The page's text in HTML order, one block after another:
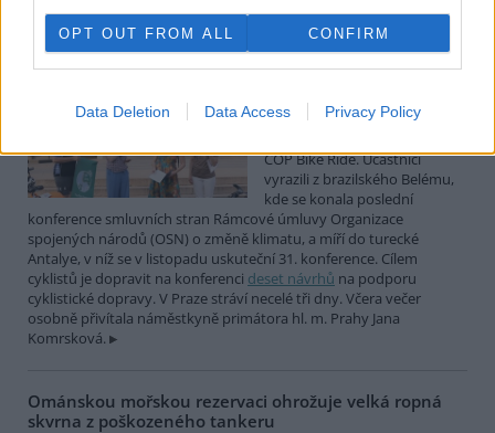
OPT OUT FROM ALL CONFIRM
Data Deletion Data Access Privacy Policy
Do Prahy dorazili jezdci cyklistické štafety, míří na
konferenci o klimatu
Do Prahy dnes dorazili jezdci
COP Bike Ride. Účastníci
vyrazili z brazilského Belému,
kde se konala poslední
konference smluvních stran Rámcové úmluvy Organizace
spojených národů (OSN) o změně klimatu, a míří do turecké
Antalye, v níž se v listopadu uskuteční 31. konference. Cílem
cyklistů je dopravit na konferenci deset návrhů na podporu
cyklistické dopravy. V Praze stráví necelé tři dny. Včera večer
osobně přivítala náměstkyně primátora hl. m. Prahy Jana
Komrsková.
Ománskou mořskou rezervaci ohrožuje velká ropná
skvrna z poškozeného tankeru